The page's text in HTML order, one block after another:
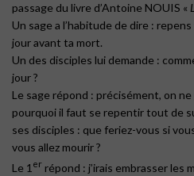
passage du livre d’Antoine NOUIS «
Un sage a l’habitude de dire :
jour avant ta mort.
Un des disciples lui demande :
jour ?
Le sage répond : précisément, on
pourquoi il faut se repentir tout de
ses disciples : que feriez-vous si
vous allez mourir ?
Le 1 er répond : j’irais embrasser les